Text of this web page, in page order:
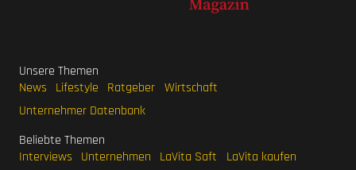
Unsere Themen
News
Lifestyle Ratgeber Wirtschaft
Unternehmer Datenbank
Beliebte Themen
Interviews
Unternehmen LaVita Saft
LaVita kaufen